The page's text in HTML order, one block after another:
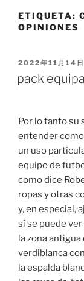
ETIQUETA:
OPINIONES
PUBLICADO
2022年11月14日
pack
Por lo tanto su
entender
un uso
equipo de
como dice
ropas y otras
y, en especial,
sí se puede
la zona
verdiblanca
la espalda